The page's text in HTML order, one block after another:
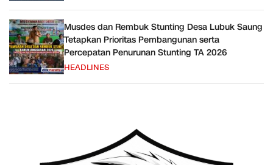
Musdes dan Rembuk Stunting Desa Lubuk Saung
Tetapkan Prioritas Pembangunan serta
Percepatan Penurunan Stunting TA 2026
HEADLINES